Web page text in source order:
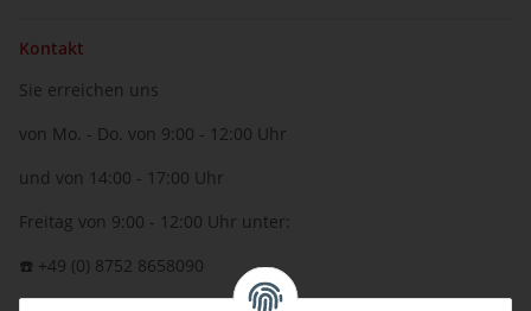
Kontakt
Sie erreichen uns
von Mo. - Do. von 9:00 - 12:00 Uhr
und von 14:00 - 17:00 Uhr
Freitag von 9:00 - 12:00 Uhr unter:
☎️ +49 (0) 8752 8658090